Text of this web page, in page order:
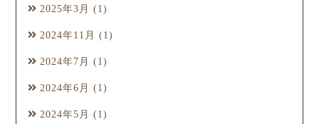
2025年3月 (1)
2024年11月 (1)
2024年7月 (1)
2024年6月 (1)
2024年5月 (1)